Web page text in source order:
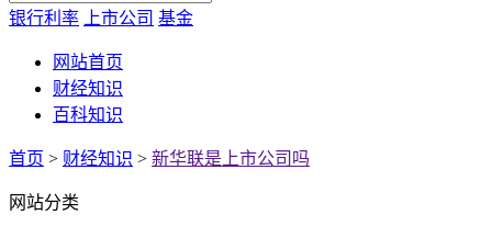
银行利率 上市公司 基金
网站首页
财经知识
百科知识
首页 > 财经知识 > 新华联是上市公司吗
网站分类